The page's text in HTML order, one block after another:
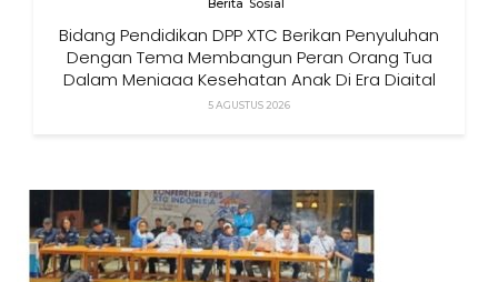
Berita Sosial
Bidang Pendidikan DPP XTC Berikan Penyuluhan
Dengan Tema Membangun Peran Orang Tua
Dalam Menjaga Kesehatan Anak Di Era Digital
5 AGUSTUS 2026